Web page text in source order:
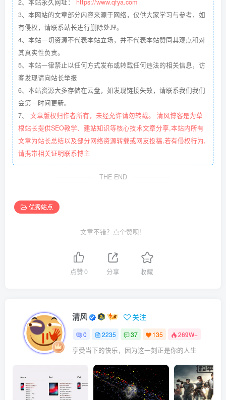
2、本站永久网址： https://www.qfya.com
3、本网站的文章部分内容来源于网络，仅供大家学习与参考，如
有侵权，请联系站长进行删除处理。
4、本站一切资源不代表本站立场，并不代表本站赞同其观点和对
其真实性负责。
5、本站一律禁止以任何方式发布或转载任何违法的相关信息，访
客发现请向站长举报
6、本站资源大多存储在云盘，如发现链接失效，请联系我们我们
会第一时间更新。
7、 文章版权归作者所有，未经允许请勿转载。 清风博客是为草
根站长提供SEO教学、建站知识等核心技术文章分享,本站内所有
文章为站长总结以及部分网络资源转载或网友投稿,若有侵权行为,
请携带相关证明联系博主
THE END
优秀站点
文章不错？点个赞呗！
点赞0 分享 收藏
清风 关注
0 2235 37 135 269W+
享受当下的快乐，因为这一刻正是你的人生